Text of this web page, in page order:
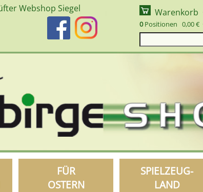
Warenkorb
0Positionen 0,00 €
FÜR
OSTERN
SPIELZEUG-
LAND